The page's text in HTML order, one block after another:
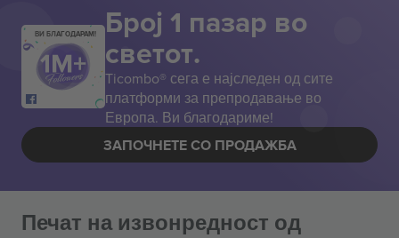
ВИ БЛАГОДАРАМ! Број 1 пазар во
светот.
Ticombo® сега е најследен од сите
платформи за препродавање во
Европа. Ви благодариме!
ЗАПОЧНЕТЕ СО ПРОДАЖБА
Печат на извонредност од